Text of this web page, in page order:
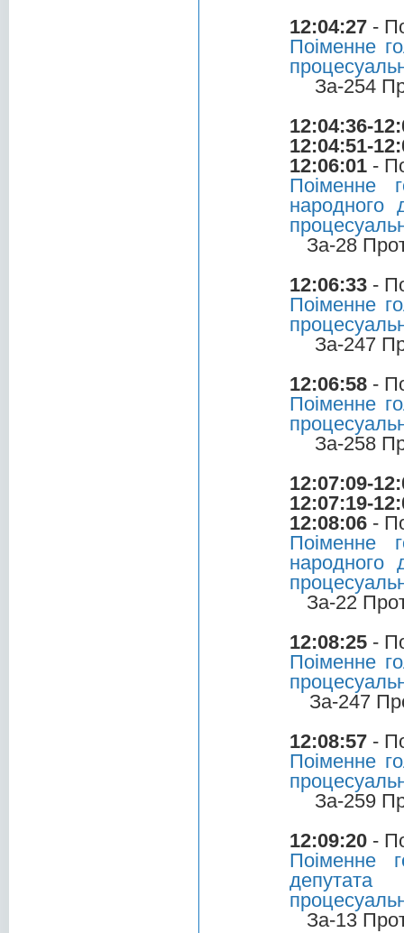
12:04:27 -
Поіменне
За-254
12:04:36-
12:04:51-
12:06:01 -
Поіменне
народного
За-28
12:06:33 -
Поіменне
За-247
12:06:58 -
Поіменне
За-258
12:07:09-
12:07:19-
12:08:06 -
Поіменне
народного
За-22
12:08:25 -
Поіменне
За-247
12:08:57 -
Поіменне
За-259
12:09:20 -
Поіменне
За-13